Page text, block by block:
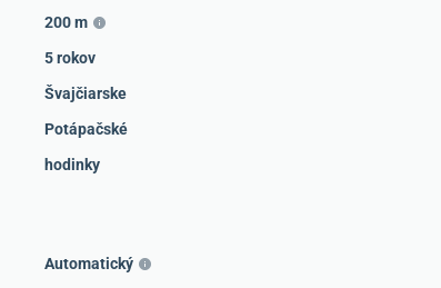
200 m
5 rokov
Švajčiarske
Potápačské
hodinky
Automatický